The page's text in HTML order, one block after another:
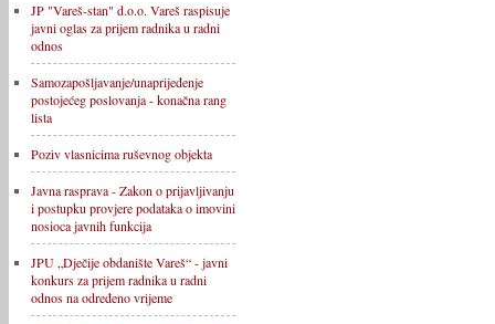
JP "Vareš-stan" d.o.o. Vareš raspisuje
javni oglas za prijem radnika u radni
odnos
Samozapošljavanje/unaprijeđenje
postojećeg poslovanja - konačna rang
lista
Poziv vlasnicima ruševnog objekta
Javna rasprava - Zakon o prijavljivanju
i postupku provjere podataka o imovini
nosioca javnih funkcija
JPU „Dječije obdanište Vareš“ - javni
konkurs za prijem radnika u radni
odnos na određeno vrijeme